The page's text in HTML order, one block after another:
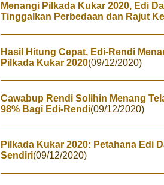
Menangi Pilkada Kukar 2020, Edi
Tinggalkan Perbedaan dan Rajut
Hasil Hitung Cepat, Edi-Rendi
Pilkada Kukar 2020(09/12/2020)
Cawabup Rendi Solihin Menang
98% Bagi Edi-Rendi(09/12/2020)
Pilkada Kukar 2020: Petahana Edi
Sendiri(09/12/2020)